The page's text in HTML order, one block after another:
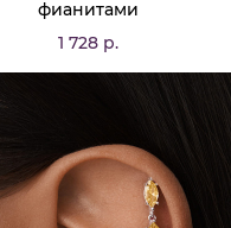
фианитами
1 728 р.